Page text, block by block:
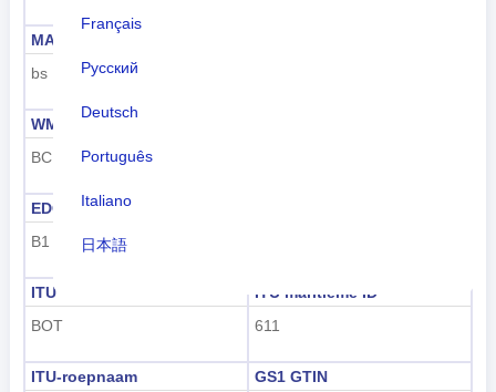
Français
Русский
Deutsch
Português
Italiano
日本語
Indonesian
MARC
bs
WMO
BC
EDGAR
B1
ITU
BOT
ITU maritieme ID
611
ITU-roepnaam
GS1 GTIN